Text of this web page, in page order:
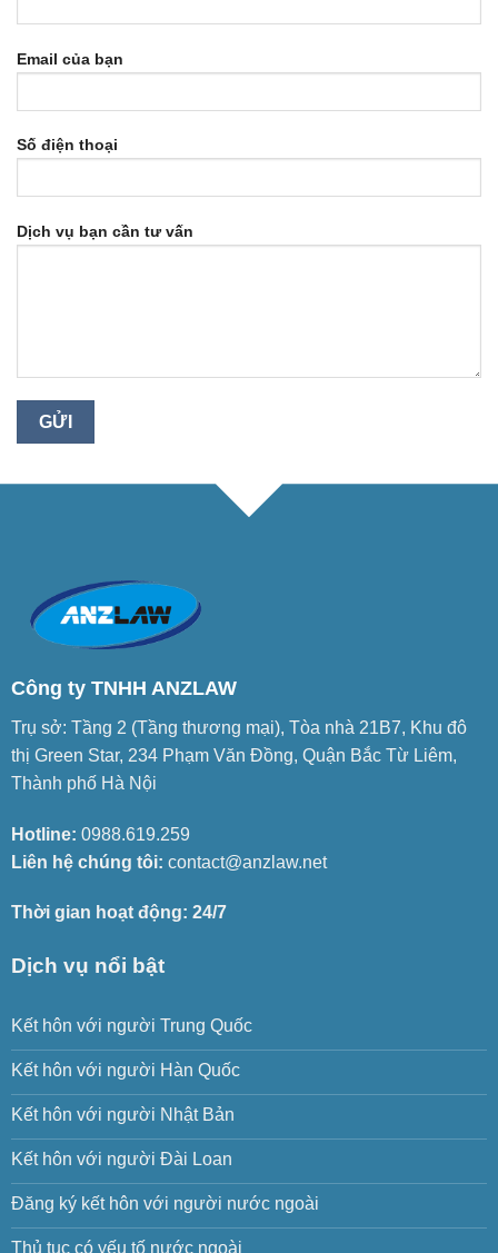
Email của bạn
Số điện thoại
Dịch vụ bạn cần tư vấn
Công ty TNHH ANZLAW
Trụ sở: Tầng 2 (Tầng thương mại), Tòa nhà 21B7, Khu đô
thị Green Star, 234 Phạm Văn Đồng, Quận Bắc Từ Liêm,
Thành phố Hà Nội
Hotline: 0988.619.259
Liên hệ chúng tôi: contact@anzlaw.net
Thời gian hoạt động: 24/7
Dịch vụ nổi bật
Kết hôn với người Trung Quốc
Kết hôn với người Hàn Quốc
Kết hôn với người Nhật Bản
Kết hôn với người Đài Loan
Đăng ký kết hôn với người nước ngoài
Thủ tục có yếu tố nước ngoài